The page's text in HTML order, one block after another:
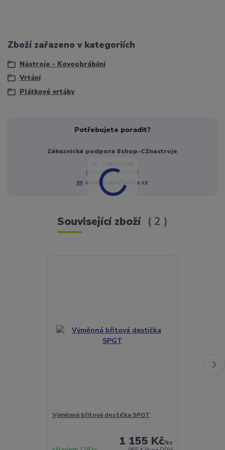
Zboží zařazeno v kategoriích
Nástroje - Kovoobrábění
Vrtání
Plátkové vrtáky
Potřebujete poradit?
Zákaznická podpora Eshop-CZnastroje
(Po-Pá, 8-15 hod.)
cznastroje@atlas.cz
Související zboží 2
Výměnná břitová destička SPGT
1 155 Kč/ks